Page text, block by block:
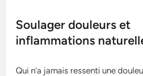
Soulager douleurs et
inflammations
Qui n’a jamais ressenti une